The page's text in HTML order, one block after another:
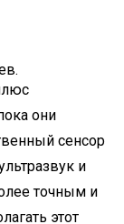
они
сенсор
и
точным и
этот